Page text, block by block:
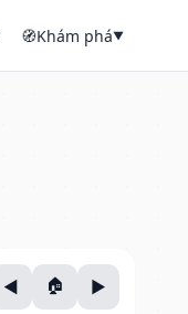
🧭Khám phá▼